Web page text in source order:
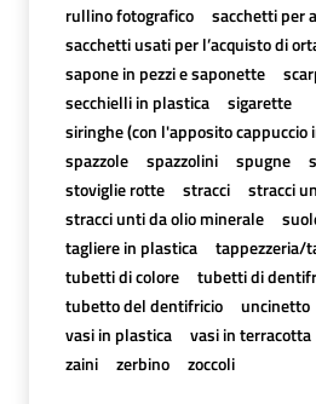
rullino fotografico
sacchetti per
sacchetti usati per l’acquisto di
sapone in pezzi e saponette
secchielli in plastica
sigarette
siringhe (con l'apposito cappuccio
spazzole
spazzolini spugne
stoviglie rotte
stracci
stracci
stracci unti da olio minerale
tagliere in plastica
tappezzeria/
tubetti di colore
tubetti di
tubetto del dentifricio
uncinetto
vasi in plastica
vasi in terracotta
zaini
zerbino zoccoli